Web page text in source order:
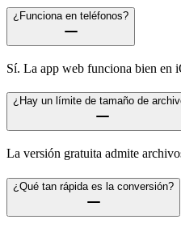
¿Funciona en teléfonos?
Sí. La app web funciona bien en
¿Hay un límite de tamaño de
La versión gratuita admite
¿Qué tan rápida es la conversión?